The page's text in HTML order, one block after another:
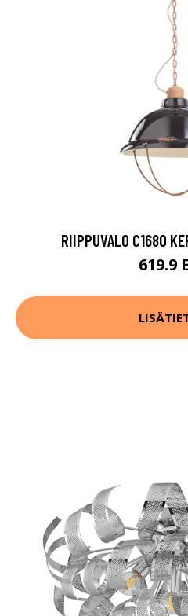
RIIPPUVALO C1680
619.9